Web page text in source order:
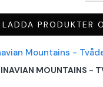
LADDA PRODUKTER
MOUNTAINS -